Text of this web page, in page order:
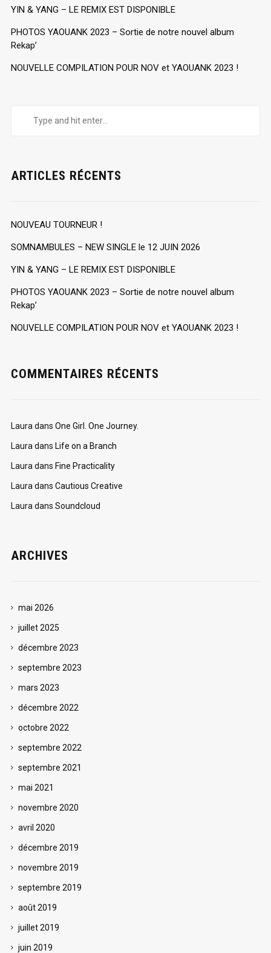
YIN & YANG – LE REMIX EST DISPONIBLE
PHOTOS YAOUANK 2023 – Sortie de notre nouvel album
Rekap’
NOUVELLE COMPILATION POUR NOV et YAOUANK 2023 !
ARTICLES RÉCENTS
NOUVEAU TOURNEUR !
SOMNAMBULES – NEW SINGLE le 12 JUIN 2026
YIN & YANG – LE REMIX EST DISPONIBLE
PHOTOS YAOUANK 2023 – Sortie de notre nouvel album
Rekap’
NOUVELLE COMPILATION POUR NOV et YAOUANK 2023 !
COMMENTAIRES RÉCENTS
Laura dans One Girl. One Journey.
Laura dans Life on a Branch
Laura dans Fine Practicality
Laura dans Cautious Creative
Laura dans Soundcloud
ARCHIVES
mai 2026
juillet 2025
décembre 2023
septembre 2023
mars 2023
décembre 2022
octobre 2022
septembre 2022
septembre 2021
mai 2021
novembre 2020
avril 2020
décembre 2019
novembre 2019
septembre 2019
août 2019
juillet 2019
juin 2019